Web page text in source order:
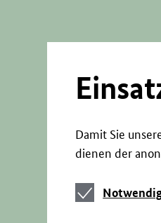
Damit Sie
dienen der
Notwendige
Cookies